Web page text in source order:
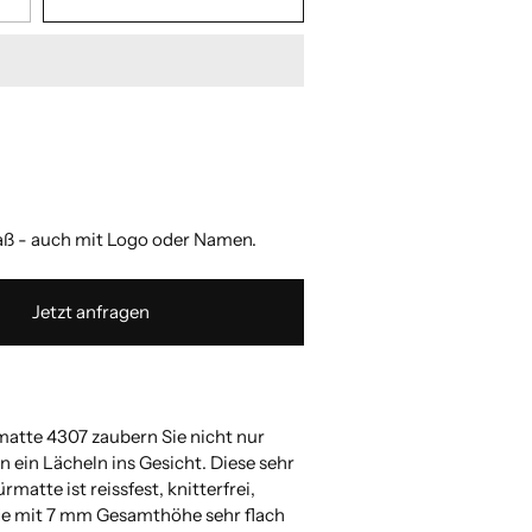
- auch mit Logo oder Namen.
Jetzt anfragen
4307 zaubern Sie nicht nur
ein Lächeln ins Gesicht. Diese sehr
ist reissfest, knitterfrei,
mit 7 mm Gesamthöhe sehr flach